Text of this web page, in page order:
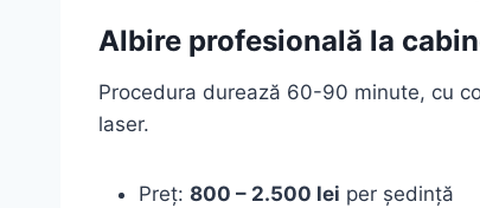
Albire profesională la
Procedura durează 60-90 minute, cu
laser.
Preț: 800 – 2.500 lei per ședință